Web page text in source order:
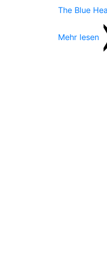
The Blue
Mehr lesen